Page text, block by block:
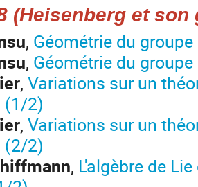
(Heisenberg et son
, Géométrie du
, Géométrie du
, Variations sur un
(1/2)
, Variations sur un
(2/2)
, L'algèbre de